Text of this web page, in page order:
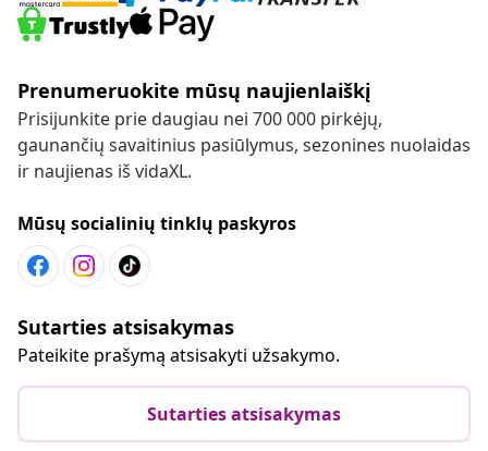
Prenumeruokite mūsų naujienlaiškį
Prisijunkite prie daugiau nei 700 000 pirkėjų,
gaunančių savaitinius pasiūlymus, sezonines nuolaidas
ir naujienas iš vidaXL.
Mūsų socialinių tinklų paskyros
Sutarties atsisakymas
Pateikite prašymą atsisakyti užsakymo.
Sutarties atsisakymas